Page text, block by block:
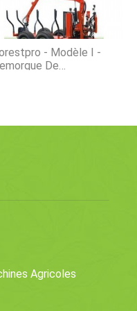
- Modèle I -
De
Agricoles